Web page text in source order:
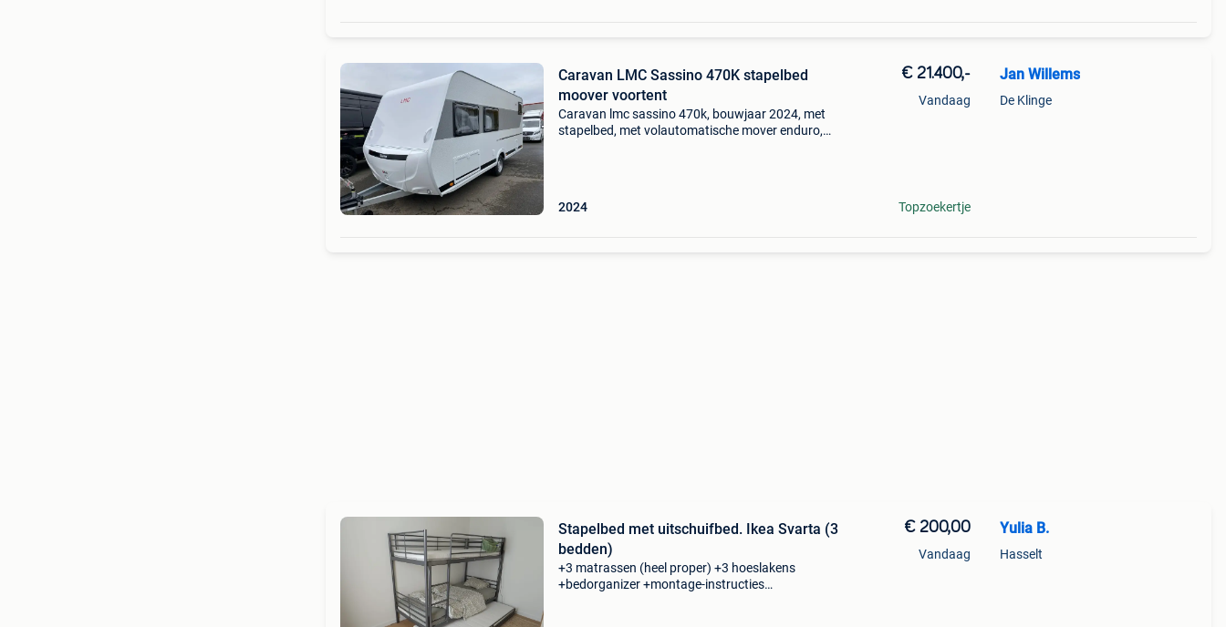
Caravan LMC Sassino 470K stapelbed
moover voortent
Caravan lmc sassino 470k, bouwjaar 2024, met
stapelbed, met volautomatische mover enduro,
2024
€ 21.400,-
Vandaag
Topzoekertje
Jan Willems
De Klinge
Stapelbed met uitschuifbed. Ikea Svarta (3
bedden)
+3 matrassen (heel proper) +3 hoeslakens
+bedorganizer +montage-instructies
€ 200,00
Vandaag
Yulia B.
Hasselt